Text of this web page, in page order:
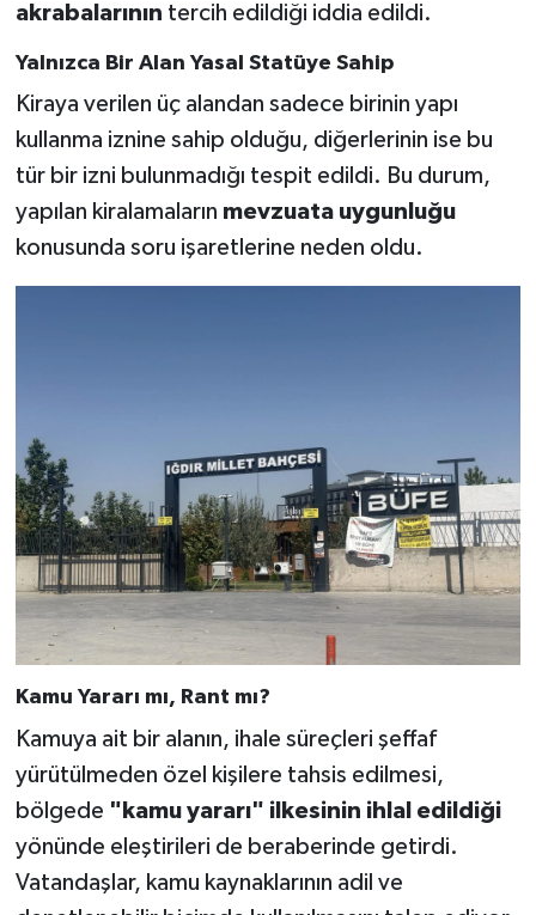
akrabalarının tercih edildiği iddia edildi.
Yalnızca Bir Alan Yasal Statüye Sahip
Kiraya verilen üç alandan sadece birinin yapı
kullanma iznine sahip olduğu, diğerlerinin ise bu
tür bir izni bulunmadığı tespit edildi. Bu durum,
yapılan kiralamaların mevzuata uygunluğu
konusunda soru işaretlerine neden oldu.
Kamu Yararı mı, Rant mı?
Kamuya ait bir alanın, ihale süreçleri şeffaf
yürütülmeden özel kişilere tahsis edilmesi,
bölgede "kamu yararı" ilkesinin ihlal edildiği
yönünde eleştirileri de beraberinde getirdi.
Vatandaşlar, kamu kaynaklarının adil ve